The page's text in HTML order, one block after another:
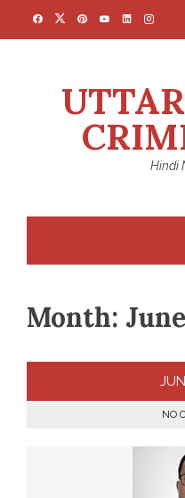
Hindi
Month:
JUN
NO